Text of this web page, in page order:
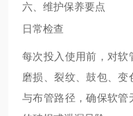
六、维护保养要点
日常检查
每次投入使用前，对软
磨损、裂纹、鼓包、
与布管路径，确保软管